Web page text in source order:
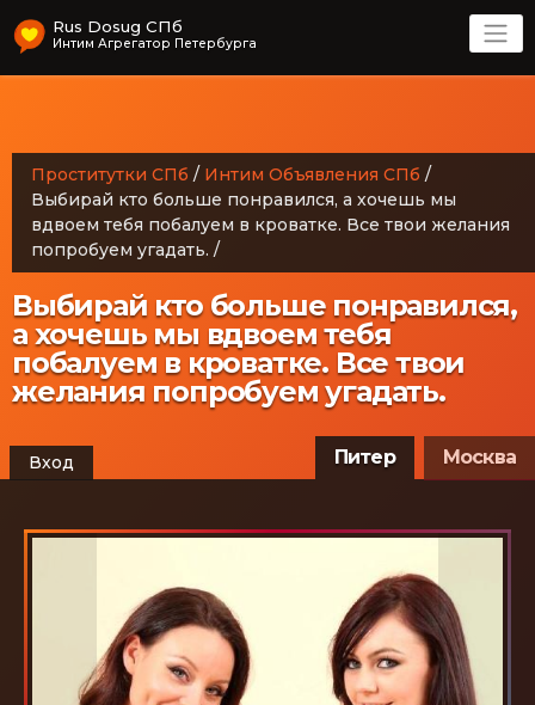
Rus Dosug СПб
Проститутки СПб / Интим Объявления СПб /
Выбирай кто больше понравился, а хочешь мы
вдвоем тебя побалуем в кроватке. Все твои желания
попробуем угадать. /
Выбирай кто больше понравился,
а хочешь мы вдвоем тебя
побалуем в кроватке. Все твои
желания попробуем угадать.
Вход Москва
Питер